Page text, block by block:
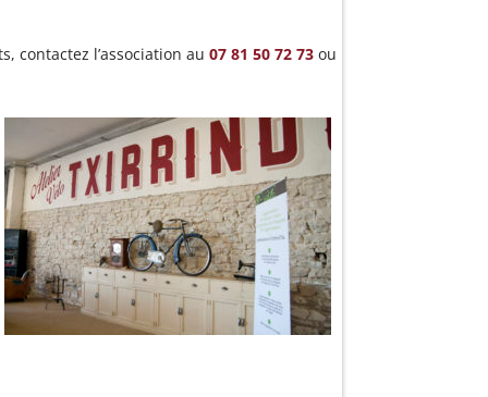
contactez l’association au07 81 50 72 73 ou